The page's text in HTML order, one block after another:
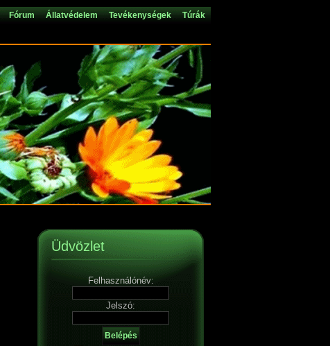
Fórum Állatvédelem Tevékenységek Túrák
Üdvözlet
Felhasználónév:
Jelszó: